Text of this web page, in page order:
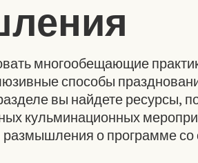
многообещающие
способы
вы найдете ресурсы,
кульминационных
о программе со